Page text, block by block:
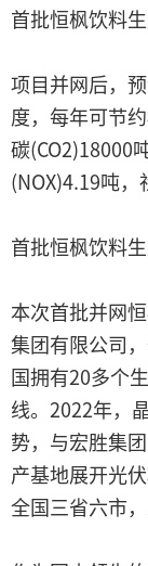
首批恒枫饮料
项目并网后，
度，每年可节
碳(CO2)18000
(NOX)4.19吨，
首批恒枫饮料
本次首批并网
集团有限公司
国拥有20多个
线。2022年，
势，与宏胜集
产基地展开光
全国三省六市